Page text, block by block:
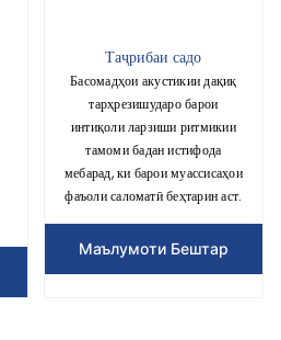
Таҷрибаи садо
Басомадҳои акустикии дақиқ
тарҳрезишударо барои
интиқоли ларзиши ритмикии
тамоми бадан истифода
мебарад, ки барои муассисаҳои
фаъоли саломатӣ беҳтарин аст.
Маълумоти Бештар